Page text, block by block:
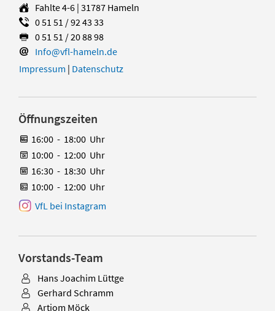
Fahlte 4-6 | 31787 Hameln
0 51 51 / 92 43 33
0 51 51 / 20 88 98
Info@vfl-hameln.de
Impressum | Datenschutz
Öffnungszeiten
16:00 - 18:00 Uhr
10:00 - 12:00 Uhr
16:30 - 18:30 Uhr
10:00 - 12:00 Uhr
VfL bei Instagram
Vorstands-Team
Hans Joachim Lüttge
Gerhard Schramm
Artjom Möck